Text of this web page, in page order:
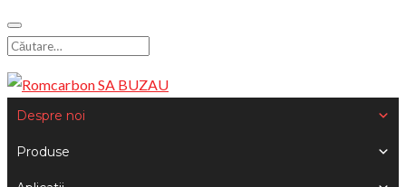
Skip
to
content
Search
for:
Despre noi
Produse